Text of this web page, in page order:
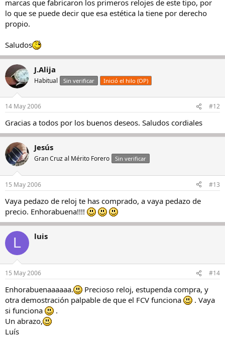
marcas que fabricaron los primeros relojes de este tipo, por
lo que se puede decir que esa estética la tiene por derecho
propio.
Saludos
J.Alija
Habitual Sin verificar Inició el hilo (OP)
14 May 2006 #12
Gracias a todos por los buenos deseos. Saludos cordiales
Jesús
Gran Cruz al Mérito Forero Sin verificar
15 May 2006 #13
Vaya pedazo de reloj te has comprado, a vaya pedazo de
precio. Enhorabuena!!!!
L luis
15 May 2006 #14
Enhorabuenaaaaaa.
Precioso reloj, estupenda compra, y
otra demostración palpable de que el FCV funciona
. Vaya
si funciona
.
Un abrazo,
Luís